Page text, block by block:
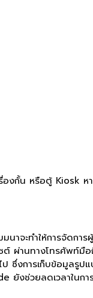
งกั้น หรือตู้ Kiosk
จะทำให้การจัดกา
ผ่านทางโทรศัพท์มื
การเก็บข้อมูลรูปแ
ช่วยลดเวลาในกา